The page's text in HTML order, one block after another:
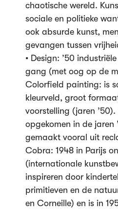
chaotische wereld.
sociale en politieke
ook absurde kunst,
gevangen tussen
• Design: ’50
gang (met oog op de
Colorfield painting: is
kleurveld, groot
voorstelling (jaren ’50).
opgekomen in de jaren
gemaakt vooral uit
Cobra: 1948 in Parijs
(internationale
inspireren door
primitieven en de
en Corneille) en is in